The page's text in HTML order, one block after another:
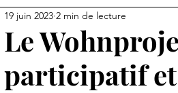
Le
participatif
19 juin 2023 2 min de lecture